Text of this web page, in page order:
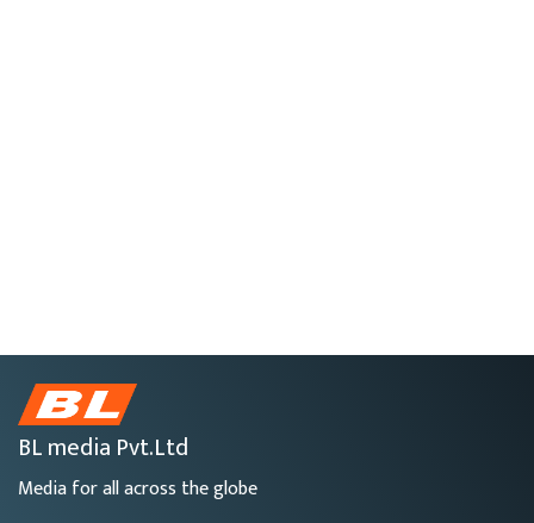
BL media Pvt.Ltd
Media for all across the globe